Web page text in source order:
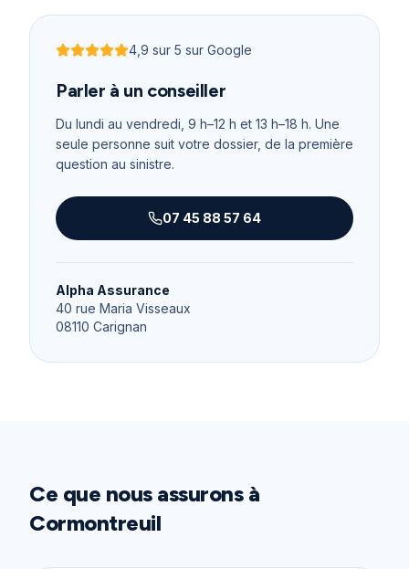
Noté4,9 sur 5
4,9 sur 5 sur Google
Parler à un conseiller
Du lundi au vendredi, 9 h–12 h et 13 h–18 h. Une
seule personne suit votre dossier, de la première
question au sinistre.
07 45 88 57 64
Alpha Assurance
40 rue Maria Visseaux
08110 Carignan
Ce que nous assurons à
Cormontreuil